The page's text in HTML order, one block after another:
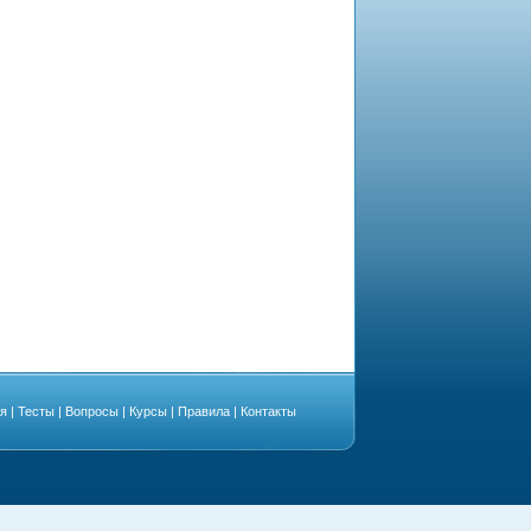
| Тесты | Вопросы | Курсы | Правила | Контакты